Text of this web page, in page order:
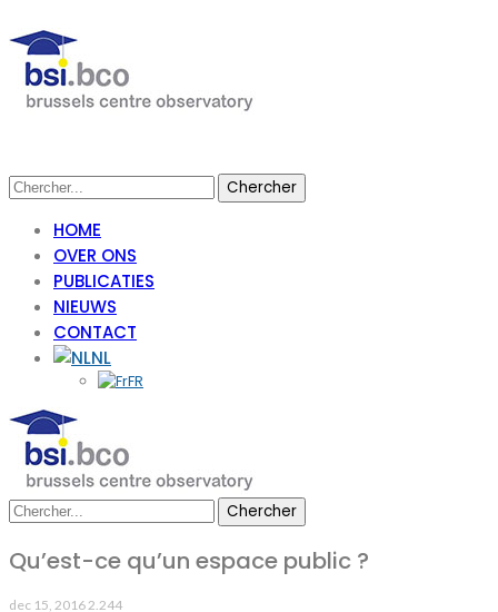
HOME
OVER ONS
PUBLICATIES
NIEUWS
CONTACT
NL
FR
Qu’est-ce qu’un espace public ?
dec 15, 2016 2.244